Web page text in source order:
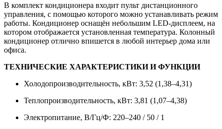
В комплект кондиционера входит пульт дистанционного
управления, с помощью которого можно устанавливать режим
работы. Кондиционер оснащён небольшим LED-дисплеем, на
котором отображается установленная температура. Колонный
кондиционер отлично впишется в любой интерьер дома или
офиса.
ТЕХНИЧЕСКИЕ ХАРАКТЕРИСТИКИ И ФУНКЦИИ
Холодопроизводительность, кВт: 3,52 (1,38–4,31)
Теплопроизводительность, кВт: 3,81 (1,07–4,38)
Электропитание, В/Гц/Ф: 220–240 / 50 / 1